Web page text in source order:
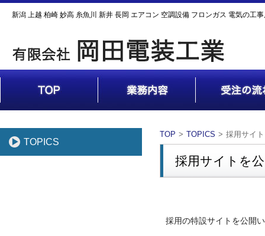
新潟 上越 柏崎 妙高 糸魚川 新井 長岡 エアコン 空調設備 フロンガス 電気の工
TOPICS
TOP TOPICS 採用サイ
採用サイトを
採用の特設サイトを公開